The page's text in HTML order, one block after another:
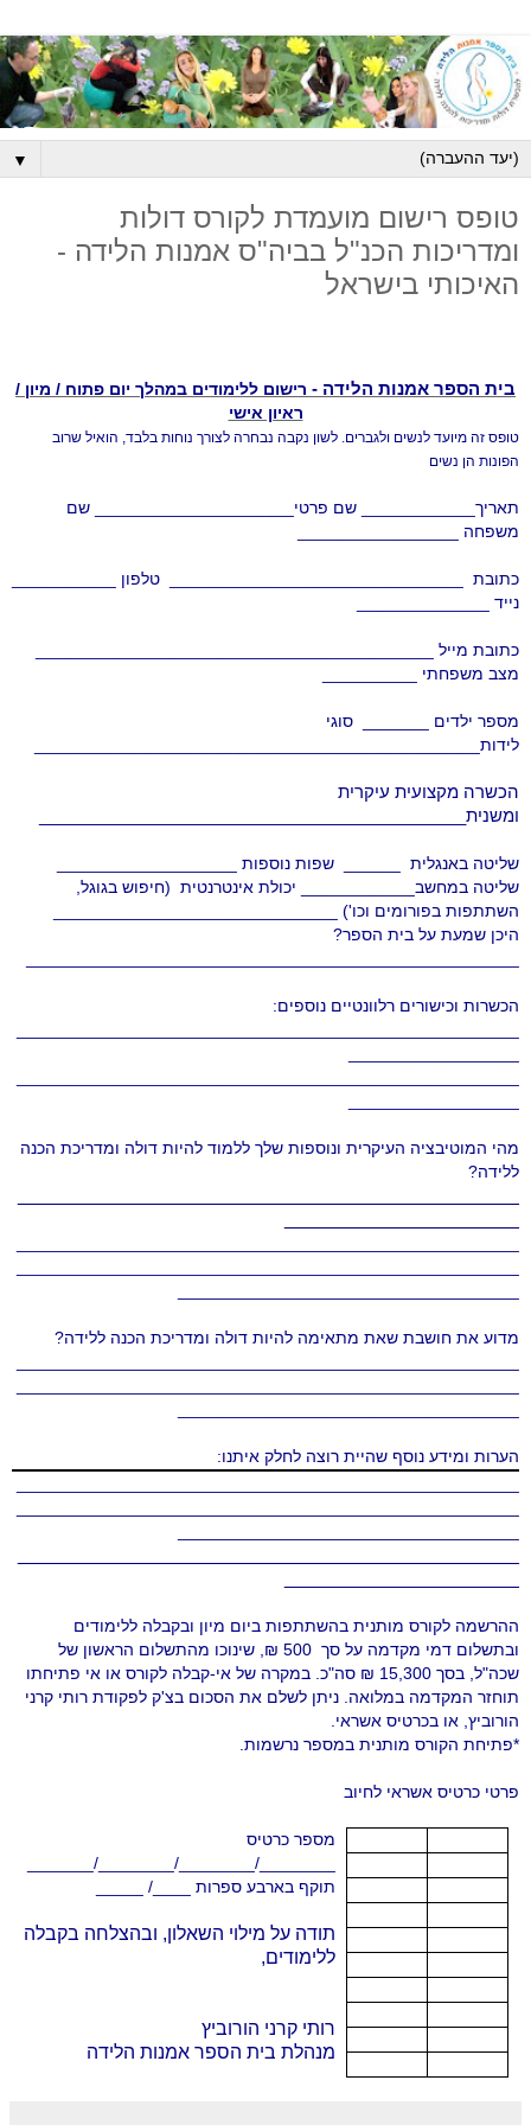
▼
טופס רישום מועמדת לקורס דולות
ומדריכות הכנ"ל בביה"ס אמנות הלידה -
האיכותי בישראל
בית הספר אמנות הלידה - רישום ללימודים במהלך יום פתוח / מיון /
ראיון אישי
טופס זה מיועד לנשים ולגברים. לשון נקבה נבחרה לצורך נוחות בלבד, הואיל שרוב
הפונות הן נשים
תאריך____________ שם פרטי_____________________ שם
משפחה _________________
כתובת
טלפון ___________
נייד ______________
כתובת מייל __________________________________________
מצב משפחתי __________
מספר ילדים _______
סוגי
לידות_______________________________________________
הכשרה מקצועית עיקרית
ומשנית
שליטה באנגלית ______
שפות נוספות ___________________
שליטה במחשב____________ יכולת אינטרנטית (חיפוש בגוגל,
השתתפות בפורומים וכו') ______________________________
היכן שמעת על בית הספר?
הכשרות וכישורים רלוונטיים נוספים:
מהי המוטיבציה העיקרית ונוספות שלך ללמוד להיות דולה ומדריכת הכנה
ללידה?
מדוע את חושבת שאת מתאימה להיות דולה ומדריכת הכנה ללידה?
הערות ומידע נוסף שהיית רוצה לחלק איתנו:
ההרשמה לקורס מותנית בהשתתפות ביום מיון ובקבלה ללימודים
ובתשלום דמי מקדמה על סך
500 ₪, שינוכו מהתשלום הראשון של
שכה"ל, בסך 15,300 ₪ סה"כ. במקרה של אי-קבלה לקורס או אי פתיחתו
תוחזר המקדמה במלואה. ניתן לשלם את הסכום בצ'ק לפקודת רותי קרני
הורוביץ, או בכרטיס אשראי.
*פתיחת הקורס מותנית במספר נרשמות.
פרטי כרטיס אשראי לחיוב
מספר כרטיס
________/________/________/_______
תוקף בארבע ספרות ____/ _____
תודה על מילוי השאלון, ובהצלחה בקבלה
ללימודים,
רותי קרני הורוביץ
מנהלת בית הספר אמנות הלידה